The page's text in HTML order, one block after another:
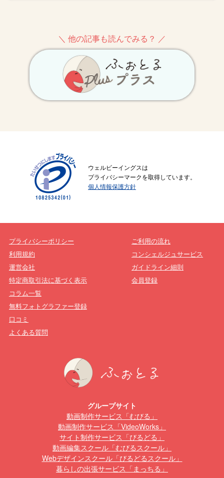
＼ 他の記事も読んでみる？ ／
ウェルビーイングスは
プライバシーマークを取得しています。
個人情報保護方針
プライバシーポリシー
利用規約
運営会社
特定商取引法に基づく表示
ご利用の流れ
コンシェルジュサービス
ガイドライン細則
会員登録
コラム一覧
無料フォトグラファー登録
口コミ
よくある質問
グループサイト
動画制作サービス「むびる」
動画制作サービス「VideoWorks」
サイト制作サービス「びるどる」
動画編集スクール「むびるスクール」
Webデザインスクール「びるどるスクール」
暮らしの出張サービス「まっちる」